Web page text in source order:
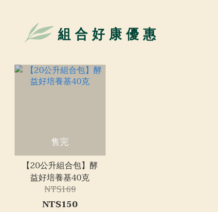
組合好康優惠
售完
【20公升組合包】酵
益好培養基40克
NT$169
NT$150